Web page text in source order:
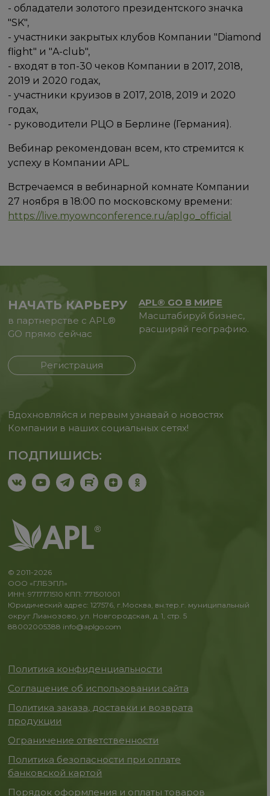
- обладатели золотого президентского значка
"SK",
- участники закрытых клубов Компании "Diamond
flight" и "A-club",
- входят в топ-30 чеков Компании в 2017, 2018,
2019 и 2020 годах,
- участники круизов в 2017, 2018, 2019 и 2020
годах,
- руководители РЦО в Берлине (Германия).
Вебинар рекомендован всем, кто стремится к
успеху в Компании APL.
Встречаемся в вебинарной комнате Компании
27 ноября в 18:00 по московскому времени:
https://live.myownconference.ru/aplgo_official
НАЧАТЬ КАРЬЕРУ
в партнерстве с APL®
GO прямо сейчас
Регистрация
APL® GO В МИРЕ
Масштабируй бизнес,
расширяй географию.
Вдохновляйся и первым узнавай о новостях
Компании в наших социальных сетях!
ПОДПИШИСЬ:
© 2011-2026
ООО «ГЛБЭПЛ»
ИНН: 9717171510 КПП: 771501001
Юридический адрес: 127576, г.Москва, вн.тер.г. муниципальный
округ Лианозово, ул. Новгородская, д. 1, стр. 5
88002005388 info@aplgo.com
Политика конфиденциальности
Соглашение об использовании сайта
Политика заказа, доставки и возврата
продукции
Ограничение ответственности
Политика безопасности при оплате
банковской картой
Порядок оформления и оплаты товаров